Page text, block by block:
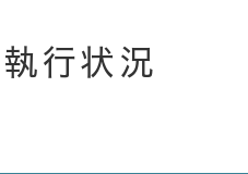
行状況